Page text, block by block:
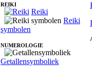
REIKI
Reiki
Reiki
symbolen
NUMEROLOGIE
Getallensymboliek